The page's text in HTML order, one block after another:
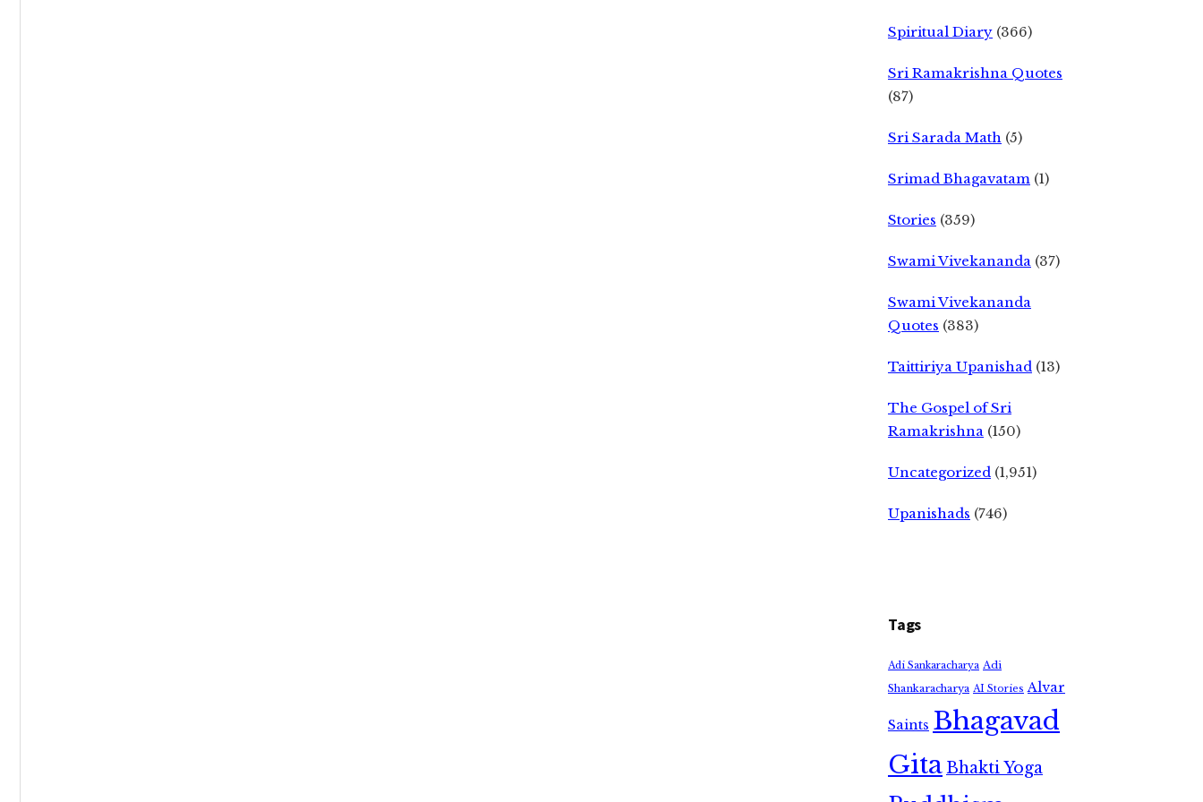
Spiritual Diary (366)
Sri Ramakrishna Quotes
(87)
Sri Sarada Math (5)
Srimad Bhagavatam (1)
Stories (359)
Swami Vivekananda (37)
Swami Vivekananda
Quotes (383)
Taittiriya Upanishad (13)
The Gospel of Sri
Ramakrishna (150)
Uncategorized (1,951)
Upanishads (746)
Tags
Adi Sankaracharya Adi
Shankaracharya AI Stories Alvar
Saints Bhagavad
GitaBhakti Yoga